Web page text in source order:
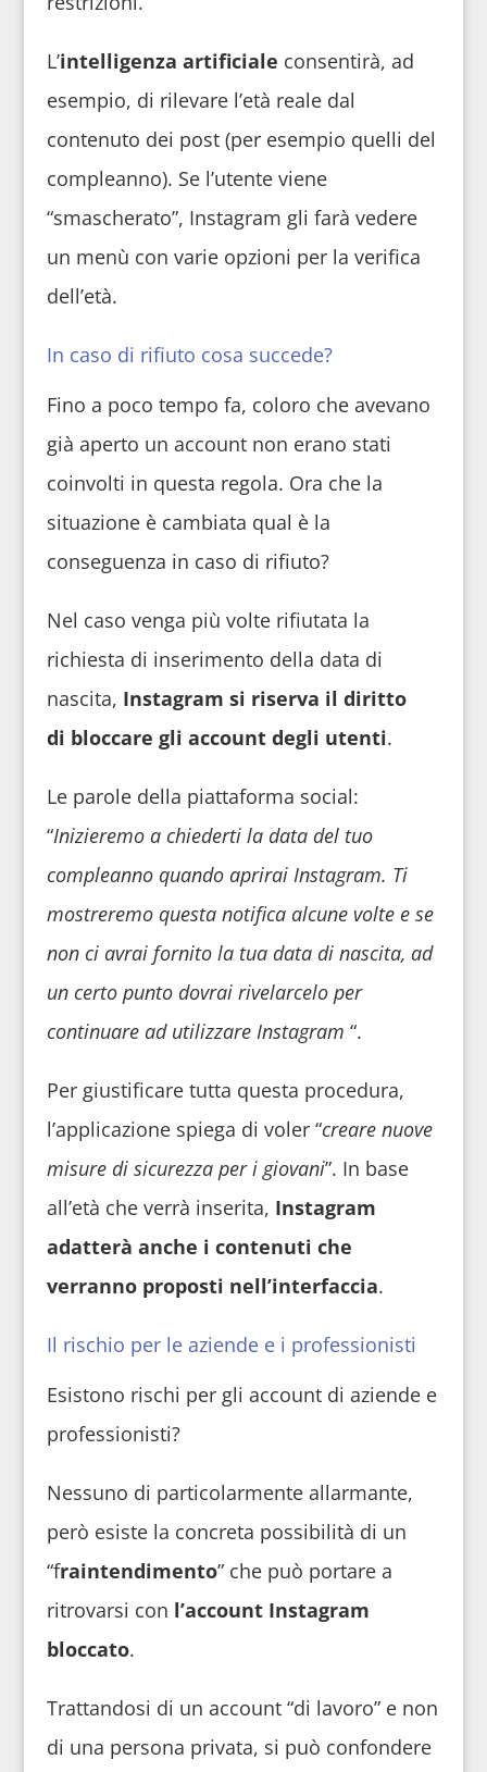
L’intelligenza artificiale consentirà, ad
esempio, di rilevare l’età reale dal
contenuto dei post (per esempio quelli del
compleanno). Se l’utente viene
“smascherato”, Instagram gli farà vedere
un menù con varie opzioni per la verifica
dell’età.
In caso di rifiuto cosa succede?
Fino a poco tempo fa, coloro che avevano
già aperto un account non erano stati
coinvolti in questa regola. Ora che la
situazione è cambiata qual è la
conseguenza in caso di rifiuto?
Nel caso venga più volte rifiutata la
richiesta di inserimento della data di
nascita, Instagram si riserva il diritto
di bloccare gli account degli utenti.
Le parole della piattaforma social:
“Inizieremo a chiederti la data del tuo
compleanno quando aprirai Instagram. Ti
mostreremo questa notifica alcune volte e se
non ci avrai fornito la tua data di nascita, ad
un certo punto dovrai rivelarcelo per
continuare ad utilizzare Instagram “.
Per giustificare tutta questa procedura,
l’applicazione spiega di voler “creare nuove
misure di sicurezza per i giovani”. In base
all’età che verrà inserita, Instagram
adatterà anche i contenuti che
verranno proposti nell’interfaccia.
Il rischio per le aziende e i professionisti
Esistono rischi per gli account di aziende e
professionisti?
Nessuno di particolarmente allarmante,
però esiste la concreta possibilità di un
“fraintendimento” che può portare a
ritrovarsi con l’account Instagram
bloccato.
Trattandosi di un account “di lavoro” e non
di una persona privata, si può confondere